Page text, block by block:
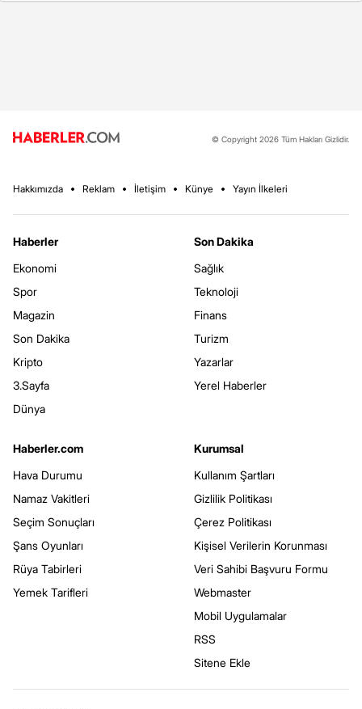
© Copyright 2026 Tüm Hakları Gizlidir.
Hakkımızda Reklam İletişim Künye Yayın İlkeleri
Haberler
Ekonomi
Spor
Magazin
Son Dakika
Kripto
3.Sayfa
Dünya
Son Dakika
Sağlık
Teknoloji
Finans
Turizm
Yazarlar
Yerel Haberler
Haberler.com
Hava Durumu
Namaz Vakitleri
Seçim Sonuçları
Şans Oyunları
Rüya Tabirleri
Yemek Tarifleri
Kurumsal
Kullanım Şartları
Gizlilik Politikası
Çerez Politikası
Kişisel Verilerin Korunması
Veri Sahibi Başvuru Formu
Webmaster
Mobil Uygulamalar
RSS
Sitene Ekle